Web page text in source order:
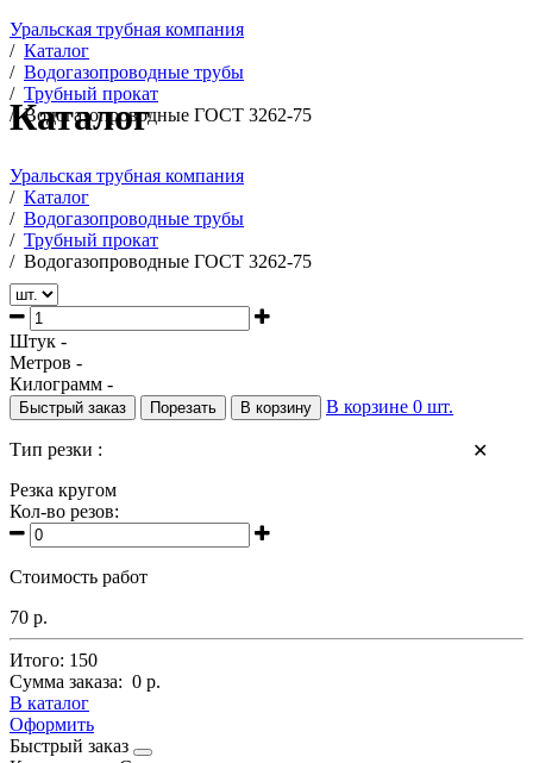
Уральская трубная компания
/ Каталог
/ Водогазопроводные трубы
/ Трубный прокат
/ Водогазопроводные ГОСТ 3262-75
Каталог
Уральская трубная компания
/ Каталог
/ Водогазопроводные трубы
/ Трубный прокат
/ Водогазопроводные ГОСТ 3262-75
Штук -
Метров -
Килограмм -
Быстрый заказ Порезать В корзину В корзине 0 шт.
✕
Тип резки :
Резка кругом
Кол-во резов:
Стоимость работ
70 р.
Итого: 150
Сумма заказа: 0 р.
В каталог
Оформить
Быстрый заказ